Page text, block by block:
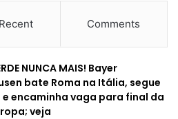
Recent Comments
NUNCA MAIS! Bayer
bate Roma na Itália, segue
encaminha vaga para final da
veja